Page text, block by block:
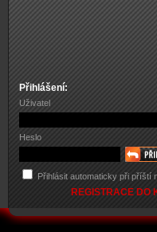
Přihlášení:
Uživatel
Heslo
Přihlásit automaticky při příští
REGISTRACE DO